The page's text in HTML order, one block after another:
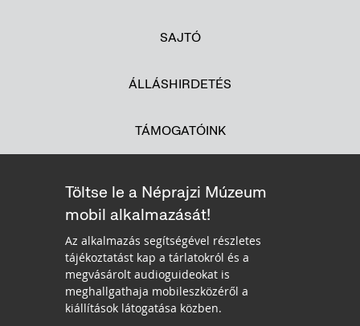
SAJTÓ
ÁLLÁSHIRDETÉS
TÁMOGATÓINK
Töltse le a Néprajzi Múzeum
mobil alkalmazását!
Az alkalmazás segítségével részletes
tájékoztatást kap a tárlatokról és a
megvásárolt audioguideokat is
meghallgathaja mobileszközéről a
kiállítások látogatása közben.